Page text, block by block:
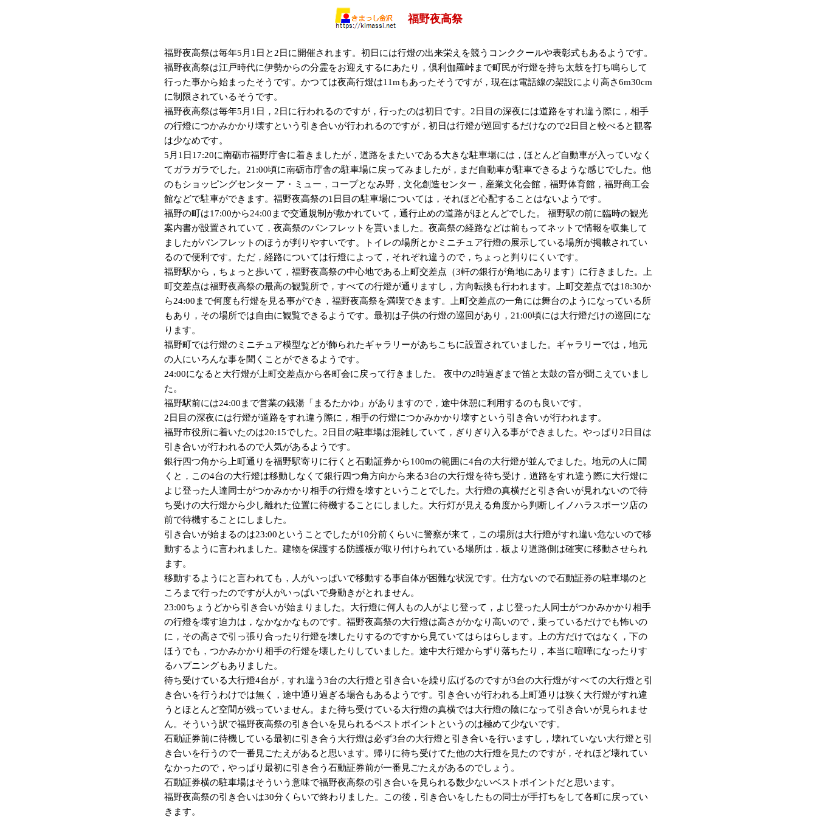
福野夜高祭
福野夜高祭は毎年5月1日と2日に開催されます。初日には行燈の出来栄えを競うコンククールや表彰式もあるようです。
福野夜高祭は江戸時代に伊勢からの分霊をお迎えするにあたり，倶利伽羅峠まで町民が行燈を持ち太鼓を打ち鳴らして
行った事から始まったそうです。かつては夜高行燈は11mもあったそうですが，現在は電話線の架設により高さ6m30cm
に制限されているそうです。
福野夜高祭は毎年5月1日，2日に行われるのですが，行ったのは初日です。2日目の深夜には道路をすれ違う際に，相手
の行燈につかみかかり壊すという引き合いが行われるのですが，初日は行燈が巡回するだけなので2日目と較べると観客
は少なめです。
5月1日17:20に南砺市福野庁舎に着きましたが，道路をまたいである大きな駐車場には，ほとんど自動車が入っていなく
てガラガラでした。21:00頃に南砺市庁舎の駐車場に戻ってみましたが，まだ自動車が駐車できるような感じでした。他
のもショッピングセンター ア・ミュー，コープとなみ野，文化創造センター，産業文化会館，福野体育館，福野商工会
館などで駐車ができます。福野夜高祭の1日目の駐車場については，それほど心配することはないようです。
福野の町は17:00から24:00まで交通規制が敷かれていて，通行止めの道路がほとんどでした。 福野駅の前に臨時の観光
案内書が設置されていて，夜高祭のパンフレットを貰いました。夜高祭の経路などは前もってネットで情報を収集して
ましたがパンフレットのほうが判りやすいです。トイレの場所とかミニチュア行燈の展示している場所が掲載されてい
るので便利です。ただ，経路については行燈によって，それぞれ違うので，ちょっと判りにくいです。
福野駅から，ちょっと歩いて，福野夜高祭の中心地である上町交差点（3軒の銀行が角地にあります）に行きました。上
町交差点は福野夜高祭の最高の観覧所で，すべての行燈が通りますし，方向転換も行われます。上町交差点では18:30か
ら24:00まで何度も行燈を見る事ができ，福野夜高祭を満喫できます。上町交差点の一角には舞台のようになっている所
もあり，その場所では自由に観覧できるようです。最初は子供の行燈の巡回があり，21:00頃には大行燈だけの巡回にな
ります。
福野町では行燈のミニチュア模型などが飾られたギャラリーがあちこちに設置されていました。ギャラリーでは，地元
の人にいろんな事を聞くことができるようです。
24:00になると大行燈が上町交差点から各町会に戻って行きました。 夜中の2時過ぎまで笛と太鼓の音が聞こえていまし
た。
福野駅前には24:00まで営業の銭湯「まるたかゆ」がありますので，途中休憩に利用するのも良いです。
2日目の深夜には行燈が道路をすれ違う際に，相手の行燈につかみかかり壊すという引き合いが行われます。
福野市役所に着いたのは20:15でした。2日目の駐車場は混雑していて，ぎりぎり入る事ができました。やっぱり2日目は
引き合いが行われるので人気があるようです。
銀行四つ角から上町通りを福野駅寄りに行くと石動証券から100mの範囲に4台の大行燈が並んでました。地元の人に聞
くと，この4台の大行燈は移動しなくて銀行四つ角方向から来る3台の大行燈を待ち受け，道路をすれ違う際に大行燈に
よじ登った人達同士がつかみかかり相手の行燈を壊すということでした。大行燈の真横だと引き合いが見れないので待
ち受けの大行燈から少し離れた位置に待機することにしました。大行灯が見える角度から判断しイノハラスポーツ店の
前で待機することにしました。
引き合いが始まるのは23:00ということでしたが10分前くらいに警察が来て，この場所は大行燈がすれ違い危ないので移
動するように言われました。建物を保護する防護板が取り付けられている場所は，板より道路側は確実に移動させられ
ます。
移動するようにと言われても，人がいっぱいで移動する事自体が困難な状況です。仕方ないので石動証券の駐車場のと
ころまで行ったのですが人がいっぱいで身動きがとれません。
23:00ちょうどから引き合いが始まりました。大行燈に何人もの人がよじ登って，よじ登った人同士がつかみかかり相手
の行燈を壊す迫力は，なかなかなものです。福野夜高祭の大行燈は高さがかなり高いので，乗っているだけでも怖いの
に，その高さで引っ張り合ったり行燈を壊したりするのですから見ていてはらはらします。上の方だけではなく，下の
ほうでも，つかみかかり相手の行燈を壊したりしていました。途中大行燈からずり落ちたり，本当に喧嘩になったりす
るハプニングもありました。
待ち受けている大行燈4台が，すれ違う3台の大行燈と引き合いを繰り広げるのですが3台の大行燈がすべての大行燈と引
き合いを行うわけでは無く，途中通り過ぎる場合もあるようです。引き合いが行われる上町通りは狭く大行燈がすれ違
うとほとんど空間が残っていません。また待ち受けている大行燈の真横では大行燈の陰になって引き合いが見られませ
ん。そういう訳で福野夜高祭の引き合いを見られるベストポイントというのは極めて少ないです。
石動証券前に待機している最初に引き合う大行燈は必ず3台の大行燈と引き合いを行いますし，壊れていない大行燈と引
き合いを行うので一番見ごたえがあると思います。帰りに待ち受けてた他の大行燈を見たのですが，それほど壊れてい
なかったので，やっぱり最初に引き合う石動証券前が一番見ごたえがあるのでしょう。
石動証券横の駐車場はそういう意味で福野夜高祭の引き合いを見られる数少ないベストポイントだと思います。
福野夜高祭の引き合いは30分くらいで終わりました。この後，引き合いをしたもの同士が手打ちをして各町に戻ってい
きます。